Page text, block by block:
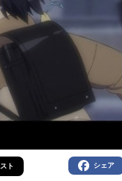
ト シェア